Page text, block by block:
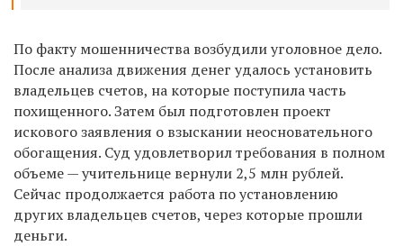
По факту мошенничества возбудили уголовное дело.
После анализа движения денег удалось установить
владельцев счетов, на которые поступила часть
похищенного. Затем был подготовлен проект
искового заявления о взыскании неосновательного
обогащения. Суд удовлетворил требования в полном
объеме — учительнице вернули 2,5 млн рублей.
Сейчас продолжается работа по установлению
других владельцев счетов, через которые прошли
деньги.